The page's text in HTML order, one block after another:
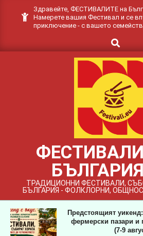
Здравейте, ФЕСТИВАЛИТЕ на
Намерете вашия Фестивал и се
приключение - с вашето
Search
ТРАДИЦИОННИ ФЕСТИВАЛИ,
БЪЛГАРИЯ - ФОЛКЛОРНИ,
Предстоящият
фермерски пазари и
(7-9